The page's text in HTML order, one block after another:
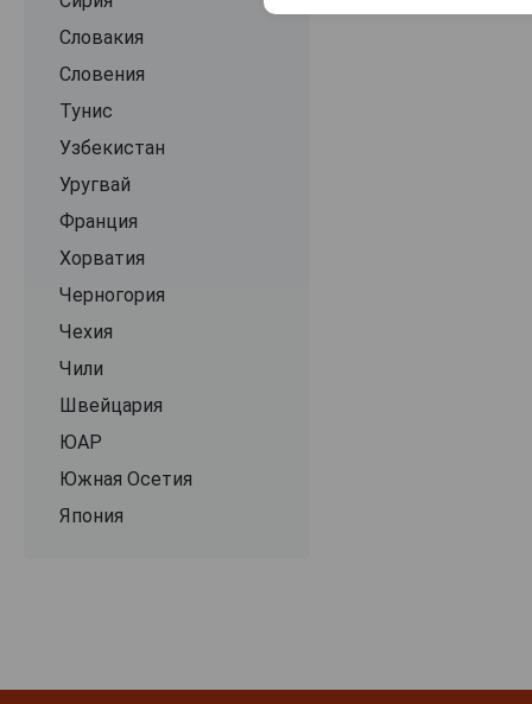
La Vierge
Lanzerac
Le Grand Domaine
Leeuwenkuil
Linton Park
Love Revolution
Lyngrove Collection
Martedi Grasso
Massai
Meerlust
Morgenster
Mullineux & Leeu Family Wines
Napier
Nederburg
Словакия
Словения
Тунис
Узбекистан
Уругвай
Франция
Хорватия
Черногория
Чехия
Чили
Швейцария
ЮАР
Южная Осетия
Япония